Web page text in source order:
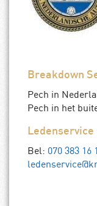
Breakdown
Pech in
Pech in het
Ledenservice
Bel: 070 383 16